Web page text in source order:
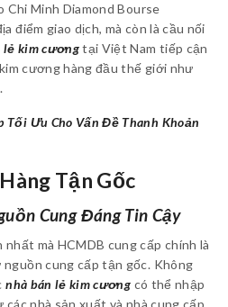
Minh Diamond Bourse
điểm giao dịch, mà còn là cầu nối
lẻ kim cươngtại Việt Nam tiếp cận
cương hàng đầu thế giới như
Tối Ưu Cho Vấn Đề Thanh Khoản
Tận Gốc
Cung Đáng Tin Cậy
mà HCMDB cung cấp chính là
cung cấp tận gốc. Không
nhà bán lẻ kim cương có thể nhập
nhà sản xuất và nhà cung cấp